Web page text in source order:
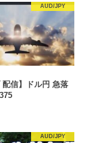
AUD/JPY
配信】ドル円 急落
AUD/JPY